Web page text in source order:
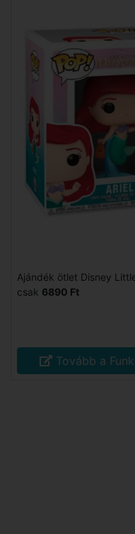
Ajándék ötlet Disney
csak 6890 Ft
Tovább a